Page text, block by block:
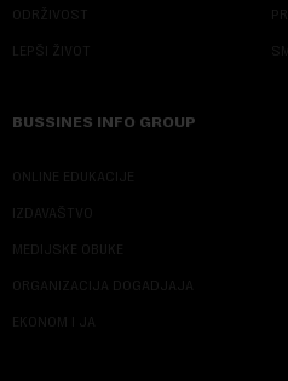
ODRŽIVOST
LEPŠI ŽIVOT
BUSSINES INFO GROUP
ONLINE EDUKACIJE
IZDAVAŠTVO
MEDIJSKE OBUKE
ORGANIZACIJA DOGADJAJA
EKONOM I JA